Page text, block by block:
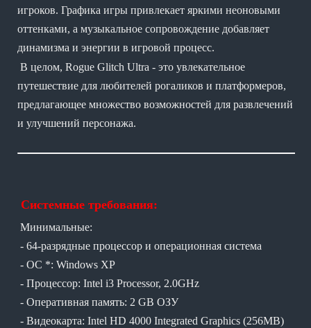
игроков. Графика игры привлекает яркими неоновыми
оттенками, а музыкальное сопровождение добавляет
динамизма и энергии в игровой процесс.
В целом, Rogue Glitch Ultra - это увлекательное
путешествие для любителей рогаликов и платформеров,
предлагающее множество возможностей для развлечений
и улучшений персонажа.
Системные требования:
Минимальные:
- 64-разрядные процессор и операционная система
- ОС *: Windows XP
- Процессор: Intel i3 Processor, 2.0GHz
- Оперативная память: 2 GB ОЗУ
- Видеокарта: Intel HD 4000 Integrated Graphics (256MB)